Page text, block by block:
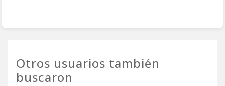
Otros usuarios también
buscaron